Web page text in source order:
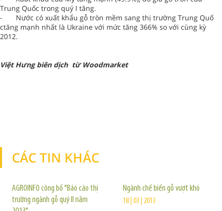
Trung Quốc trong quý I tăng.
-
Nước có xuất khẩu gỗ tròn mềm sang thị trường Trung Quố
ctăng mạnh nhất là Ukraine với mức tăng 366% so với cùng kỳ
2012.
Việt Hưng biên dịch từ Woodmarket
CÁC TIN KHÁC
AGROINFO công bố "Báo cáo thị
trường ngành gỗ quý II năm
Ngành chế biến gỗ vượt khó
18 | 03 | 2013